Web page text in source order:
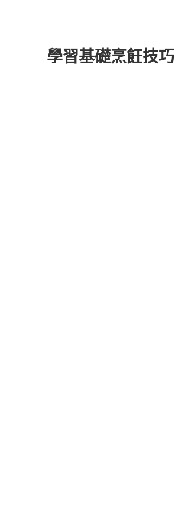
學習基礎烹飪技巧